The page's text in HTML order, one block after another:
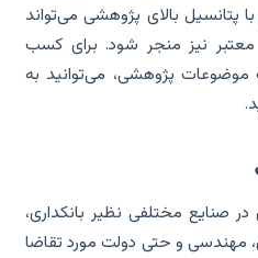
بالای پژوهشی می‌تواند
نیز منجر شود. برای کسب
پژوهشی، می‌توانید به
مختلفی نظیر بانکداری،
و حتی دولت مورد تقاضا